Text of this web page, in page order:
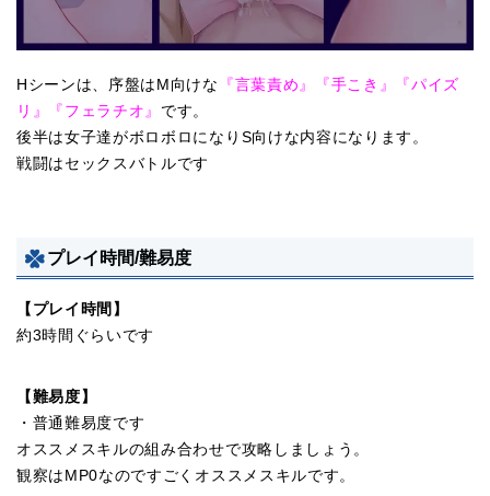
Hシーンは、序盤はM向けな
『言葉責め』『手こき』『パイズ
リ』『フェラチオ』 です。
後半は女子達がボロボロになりS向けな内容になります。
戦闘はセックスバトルです
プレイ時間/難易度
【プレイ時間】
約3時間ぐらいです
【難易度】
・普通難易度です
オススメスキルの組み合わせで攻略しましょう。
観察はMP0なのですごくオススメスキルです。